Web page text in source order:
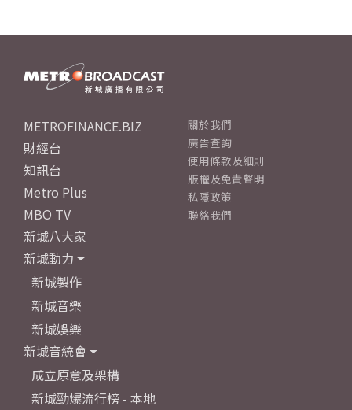
METROFINANCE.BIZ
財經台
知訊台
Metro Plus
MBO TV
新城八大家
新城動力
新城製作
新城音樂
新城娛樂
新城音統會
成立原意及架構
新城勁爆流行榜 - 本地
關於我們
廣告查詢
使用條款及細則
版權及免責聲明
私隱政策
聯絡我們